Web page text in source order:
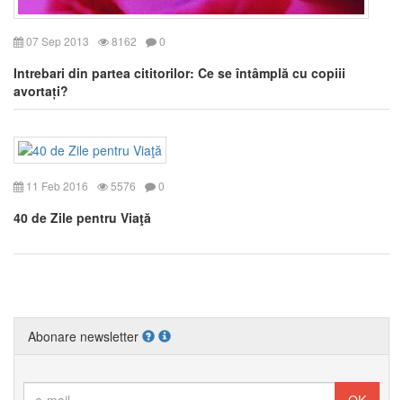
07 Sep 2013 8162 0
Intrebari din partea cititorilor: Ce se întâmplă cu copiii
avortați?
11 Feb 2016 5576 0
40 de Zile pentru Viaţă
Abonare newsletter